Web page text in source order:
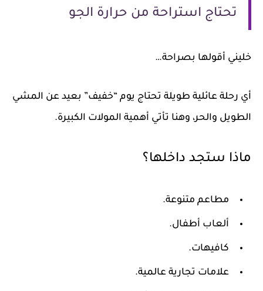
تحتاج استراحة من حرارة الجو
خليني أقولها بصراحة…
أي رحلة عائلية طويلة تحتاج يوم “خفيف” بعيد عن المشي
الطويل والحر، وهنا تأتي أهمية المولات الكبيرة.
ماذا ستجد داخلها؟
مطاعم متنوعة.
ألعاب أطفال.
كافيهات.
علامات تجارية عالمية.